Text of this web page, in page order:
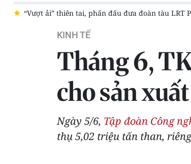
“Vượt ải” thiên tai, phấn đấu đưa đoàn tàu LRT
KINH TẾ
Tháng 6,
cho sản
Ngày 5/6, Tập đoàn Công
thụ 5,02 triệu tấn than,